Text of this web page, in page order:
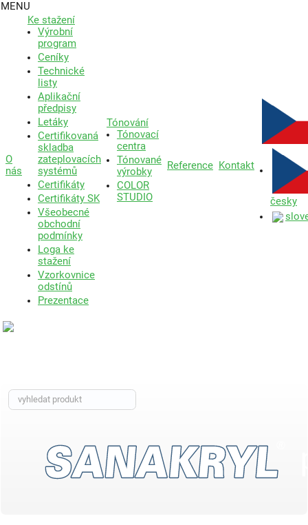
MENU
O
nás
Ke stažení
Výrobní
program
Ceníky
Technické
listy
Aplikační
předpisy
Letáky
Certifikovaná
skladba
zateplovacích
systémů
Certifikáty
Certifikáty SK
Všeobecné
obchodní
podmínky
Loga ke
stažení
Vzorkovnice
odstínů
Prezentace
Tónování
Tónovací
centra
Tónované
výrobky
COLOR
STUDIO
Reference Kontakt
česky